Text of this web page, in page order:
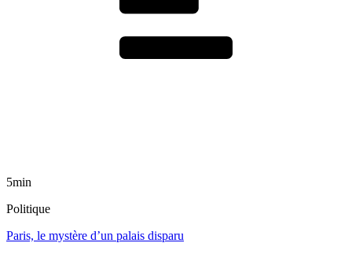
5min
Politique
Paris, le mystère d’un palais disparu